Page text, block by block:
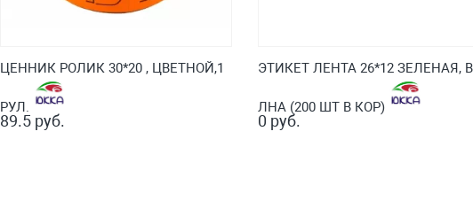
ЦЕННИК РОЛИК 30*20 , ЦВЕТНОЙ,1
РУЛ.
89.5 руб.
ЭТИКЕТ ЛЕНТА 26*12 ЗЕЛЕНАЯ,
ЛНА (200 ШТ В КОР)
0 руб.